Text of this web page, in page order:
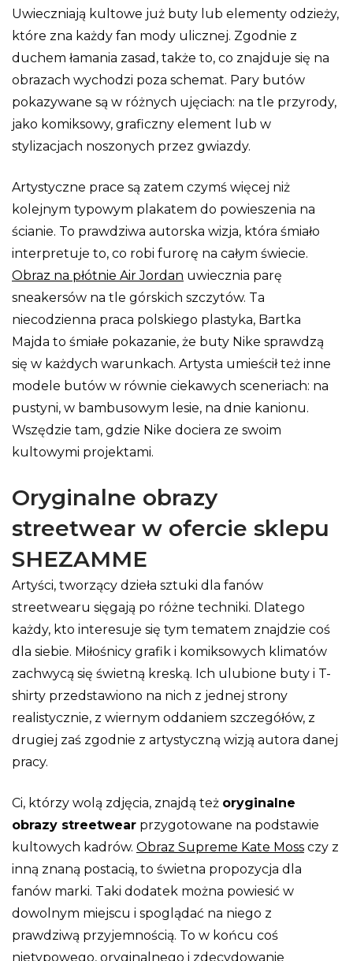
Uwieczniają kultowe już buty lub elementy odzieży,
które zna każdy fan mody ulicznej. Zgodnie z
duchem łamania zasad, także to, co znajduje się na
obrazach wychodzi poza schemat. Pary butów
pokazywane są w różnych ujęciach: na tle przyrody,
jako komiksowy, graficzny element lub w
stylizacjach noszonych przez gwiazdy.
Artystyczne prace są zatem czymś więcej niż
kolejnym typowym plakatem do powieszenia na
ścianie. To prawdziwa autorska wizja, która śmiało
interpretuje to, co robi furorę na całym świecie.
Obraz na płótnie Air Jordan uwiecznia parę
sneakersów na tle górskich szczytów. Ta
niecodzienna praca polskiego plastyka, Bartka
Majda to śmiałe pokazanie, że buty Nike sprawdzą
się w każdych warunkach. Artysta umieścił też inne
modele butów w równie ciekawych sceneriach: na
pustyni, w bambusowym lesie, na dnie kanionu.
Wszędzie tam, gdzie Nike dociera ze swoim
kultowymi projektami.
Oryginalne obrazy
streetwear w ofercie sklepu
SHEZAMME
Artyści, tworzący dzieła sztuki dla fanów
streetwearu sięgają po różne techniki. Dlatego
każdy, kto interesuje się tym tematem znajdzie coś
dla siebie. Miłośnicy grafik i komiksowych klimatów
zachwycą się świetną kreską. Ich ulubione buty i T-
shirty przedstawiono na nich z jednej strony
realistycznie, z wiernym oddaniem szczegółów, z
drugiej zaś zgodnie z artystyczną wizją autora danej
pracy.
Ci, którzy wolą zdjęcia, znajdą też oryginalne
obrazy streetwear przygotowane na podstawie
kultowych kadrów. Obraz Supreme Kate Moss czy z
inną znaną postacią, to świetna propozycja dla
fanów marki. Taki dodatek można powiesić w
dowolnym miejscu i spoglądać na niego z
prawdziwą przyjemnością. To w końcu coś
nietypowego, oryginalnego i zdecydowanie